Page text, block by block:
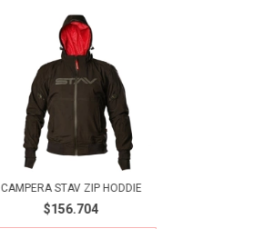
CAMPERA STAV ZIP HODDIE
$156.704